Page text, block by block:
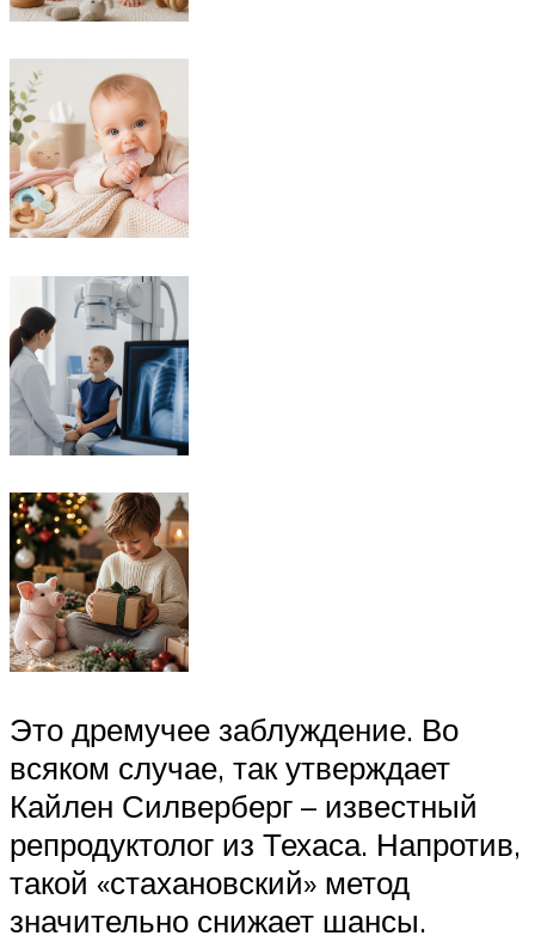
Это дремучее заблуждение. Во
всяком случае, так утверждает
Кайлен Силверберг – известный
репродуктолог из Техаса. Напротив,
такой «стахановский» метод
значительно снижает шансы.